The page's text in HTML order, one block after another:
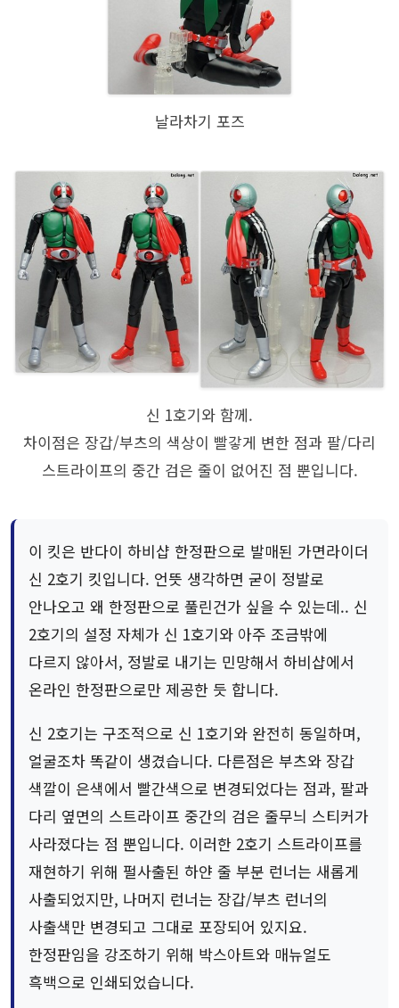
날라차기 포즈
신 1호기와 함께.
차이점은 장갑/부츠의 색상이 빨갛게 변한 점과 팔/다리
스트라이프의 중간 검은 줄이 없어진 점 뿐입니다.
이 킷은 반다이 하비샵 한정판으로 발매된 가면라이더
신 2호기 킷입니다. 언뜻 생각하면 굳이 정발로
안나오고 왜 한정판으로 풀린건가 싶을 수 있는데.. 신
2호기의 설정 자체가 신 1호기와 아주 조금밖에
다르지 않아서, 정발로 내기는 민망해서 하비샵에서
온라인 한정판으로만 제공한 듯 합니다.
신 2호기는 구조적으로 신 1호기와 완전히 동일하며,
얼굴조차 똑같이 생겼습니다. 다른점은 부츠와 장갑
색깔이 은색에서 빨간색으로 변경되었다는 점과, 팔과
다리 옆면의 스트라이프 중간의 검은 줄무늬 스티커가
사라졌다는 점 뿐입니다. 이러한 2호기 스트라이프를
재현하기 위해 펄사출된 하얀 줄 부분 런너는 새롭게
사출되었지만, 나머지 런너는 장갑/부츠 런너의
사출색만 변경되고 그대로 포장되어 있지요.
한정판임을 강조하기 위해 박스아트와 매뉴얼도
흑백으로 인쇄되었습니다.